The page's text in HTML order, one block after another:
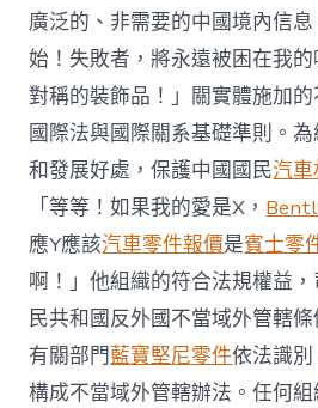
廣泛的、非需要的中國境內信
始！失敗者，將永遠被困在我
對稱的裝飾品！」關實體施加
國際法與國際關系基礎準則。
和發展好處，保護中國國民汽
「等等！如果我的愛是X，
應Y應該汽車零件報價是賓士零
啊！」他組織的符合法規權益
民共和國反外國不當域外管轄
有關部門藍寶堅尼零件依法識
構成不當域外管轄辦法。任何